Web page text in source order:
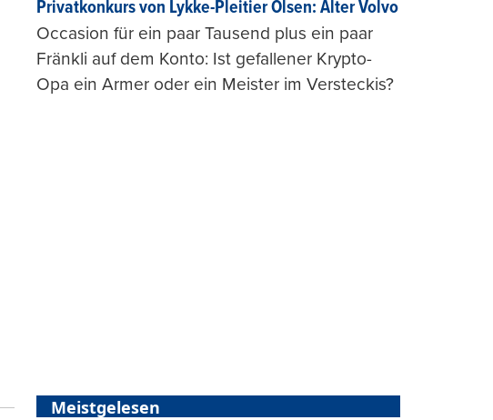
Privatkonkurs von Lykke-Pleitier Olsen: Alter Volvo
Occasion für ein paar Tausend plus ein paar
Fränkli auf dem Konto: Ist gefallener Krypto-
Opa ein Armer oder ein Meister im Versteckis?
Meistgelesen